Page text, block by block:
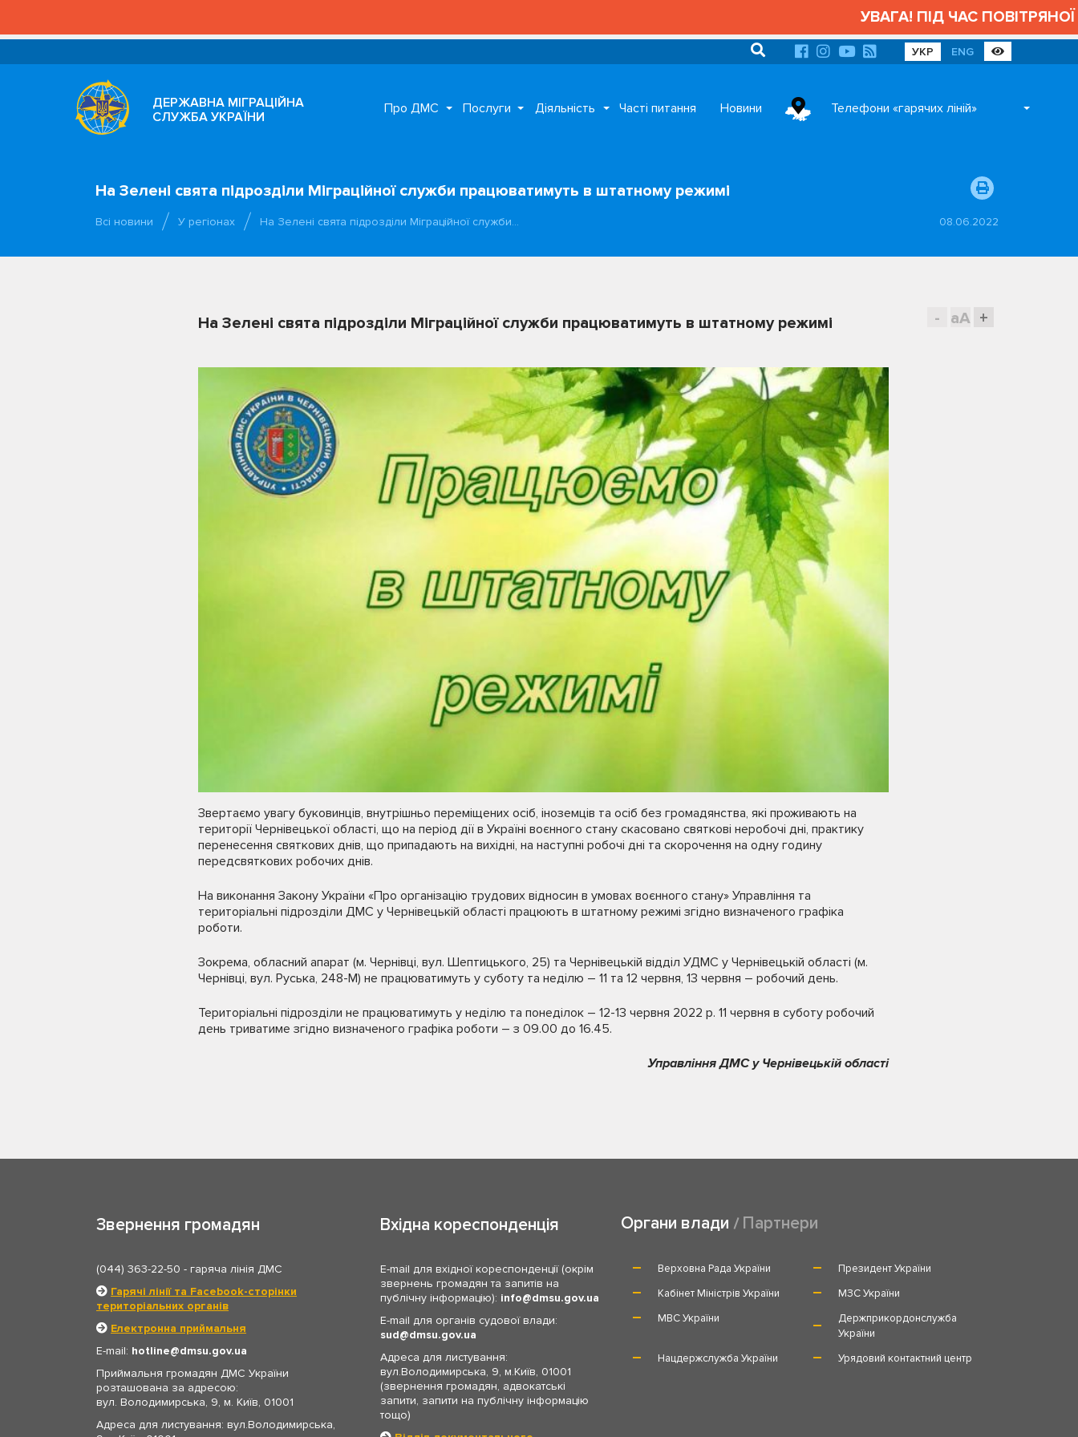
УВАГА! ПІД ЧАС ПОВІТРЯНОЇ
УКР ENG
ДЕРЖАВНА МІГРАЦІЙНА
СЛУЖБА УКРАЇНИ
Про ДМС Послуги Діяльність Часті питання Новини Телефони «гарячих ліній»
На Зелені свята підрозділи Міграційної служби працюватимуть в штатному режимі
Всі новини У регіонах На Зелені свята підрозділи Міграційної служби… 08.06.2022
- aA +
На Зелені свята підрозділи Міграційної служби працюватимуть в штатному режимі
Звертаємо увагу буковинців, внутрішньо переміщених осіб, іноземців та осіб без громадянства, які проживають на
території Чернівецької області, що на період дії в Україні воєнного стану скасовано святкові неробочі дні, практику
перенесення святкових днів, що припадають на вихідні, на наступні робочі дні та скорочення на одну годину
передсвяткових робочих днів.
На виконання Закону України «Про організацію трудових відносин в умовах воєнного стану» Управління та
територіальні підрозділи ДМС у Чернівецькій області працюють в штатному режимі згідно визначеного графіка
роботи.
Зокрема, обласний апарат (м. Чернівці, вул. Шептицького, 25) та Чернівецькій відділ УДМС у Чернівецькій області (м.
Чернівці, вул. Руська, 248-М) не працюватимуть у суботу та неділю – 11 та 12 червня, 13 червня – робочий день.
Територіальні підрозділи не працюватимуть у неділю та понеділок – 12-13 червня 2022 р. 11 червня в суботу робочий
день триватиме згідно визначеного графіка роботи – з 09.00 до 16.45.
Управління ДМС у Чернівецькій області
Звернення громадян
(044) 363-22-50 - гаряча лінія ДМС
Гарячі лінії та Facebook-сторінки
територіальних органів
Електронна приймальня
E-mail: hotline
dmsu.gov.ua
Приймальня громадян ДМС України
розташована за адресою:
вул. Володимирська, 9, м. Київ, 01001
Адреса для листування: вул.Володимирська,
Вхідна кореспонденція
E-mail для вхідної кореспонденції (окрім
звернень громадян та запитів на
публічну інформацію): info
dmsu.gov.ua
E-mail для органів судової влади:
sud
dmsu.gov.ua
Адреса для листування:
вул.Володимирська, 9, м.Київ, 01001
(звернення громадян, адвокатські
запити, запити на публічну інформацію
тощо)
Органи влади Партнери
Верховна Рада України
Президент України
Кабінет Міністрів України
МЗС України
МВС України
Держприкордонслужба
України
Нацдержслужба України
Урядовий контактний центр